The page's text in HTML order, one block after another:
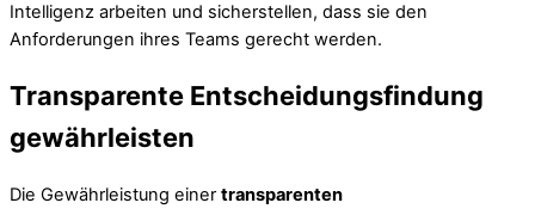
Intelligenz arbeiten und sicherstellen, dass sie den
Anforderungen ihres Teams gerecht werden.
Transparente Entscheidungsfindung
gewährleisten
Die Gewährleistung einer transparenten